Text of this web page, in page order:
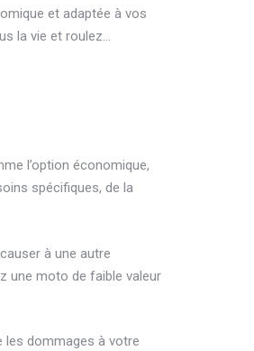
et adaptée à vos
la vie et roulez…
l’option économique,
spécifiques, de la
à une autre
une moto de faible valeur
les dommages à votre